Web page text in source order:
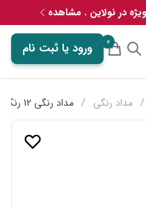
در نولاین . مشاهده
0 ورود یا ثبت نام
/ مداد رنگی / مداد رنگی 12 رنگ جعبه چوبی کلاسی classy به همراه تراش